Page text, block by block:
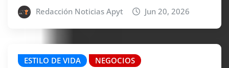
Redacción Noticias Apyt Jun 20, 2026
ESTILO DE VIDA NEGOCIOS